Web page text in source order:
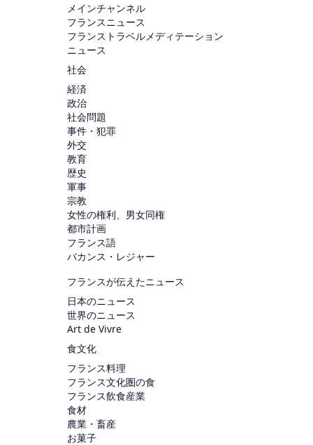
メインチャンネル
フランスニュース
フランストラベルメディテーション
ニュース
社会
経済
政治
社会問題
事件・犯罪
外交
教育
歴史
軍事
宗教
女性の権利、男女同権
都市計画
フランス語
バカンス・レジャー
フランスが伝えたニュース
日本のニュース
世界のニュース
Art de Vivre
食文化
フランス料理
フランス文化圏の食
フランス飲食産業
食材
農業・畜産
お菓子